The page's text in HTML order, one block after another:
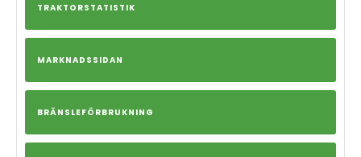
TRAKTORSTATISTIK
MARKNADSSIDAN
BRÄNSLEFÖRBRUKNING